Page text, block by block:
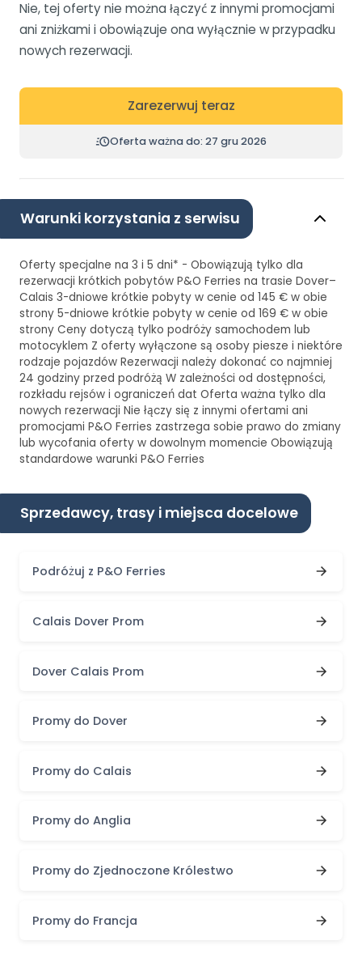
Nie, tej oferty nie można łączyć z innymi promocjami
ani zniżkami i obowiązuje ona wyłącznie w przypadku
nowych rezerwacji.
Zarezerwuj teraz
Oferta ważna do: 27 gru 2026
Warunki korzystania z serwisu
Oferty specjalne na 3 i 5 dni* - Obowiązują tylko dla
rezerwacji krótkich pobytów P&O Ferries na trasie Dover–
Calais 3-dniowe krótkie pobyty w cenie od 145 € w obie
strony 5-dniowe krótkie pobyty w cenie od 169 € w obie
strony Ceny dotyczą tylko podróży samochodem lub
motocyklem Z oferty wyłączone są osoby piesze i niektóre
rodzaje pojazdów Rezerwacji należy dokonać co najmniej
24 godziny przed podróżą W zależności od dostępności,
rozkładu rejsów i ograniczeń dat Oferta ważna tylko dla
nowych rezerwacji Nie łączy się z innymi ofertami ani
promocjami P&O Ferries zastrzega sobie prawo do zmiany
lub wycofania oferty w dowolnym momencie Obowiązują
standardowe warunki P&O Ferries
Sprzedawcy, trasy i miejsca docelowe
Podróżuj z P&O Ferries
Calais Dover Prom
Dover Calais Prom
Promy do Dover
Promy do Calais
Promy do Anglia
Promy do Zjednoczone Królestwo
Promy do Francja